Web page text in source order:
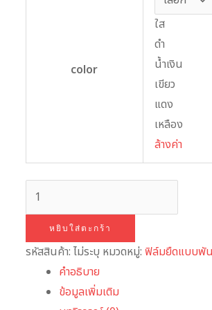
color
ใส
ดำ
น้ำเงิน
เขียว
แดง
เหลือง
ล้างค่า
หยิบใส่ตะกร้า
รหัสสินค้า: ไม่ระบุ หมวดหมู่: ฟิล์มยืดแบบพั
คำอธิบาย
ข้อมูลเพิ่มเติม